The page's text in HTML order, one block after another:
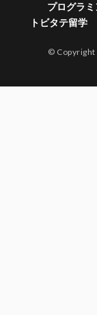
プログラ
トビタテ留学
© Copyright